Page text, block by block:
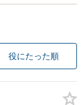
役にたった順